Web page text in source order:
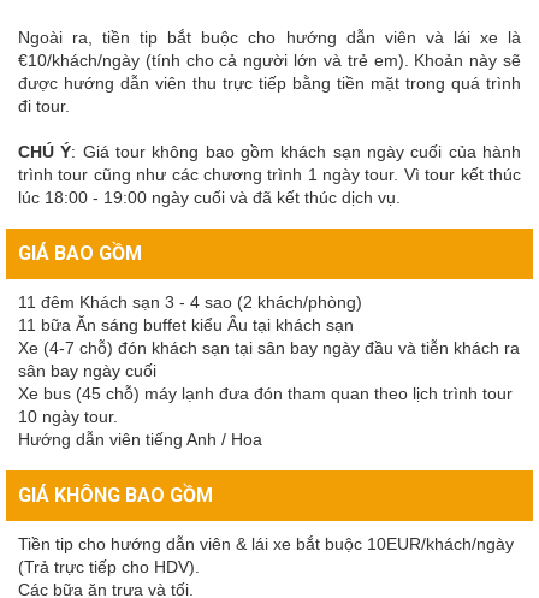
Ngoài ra, tiền tip bắt buộc cho hướng dẫn viên và lái xe là
€10/khách/ngày (tính cho cả người lớn và trẻ em). Khoản này sẽ
được hướng dẫn viên thu trực tiếp bằng tiền mặt trong quá trình
đi tour.
CHÚ Ý: Giá tour không bao gồm khách sạn ngày cuối của hành
trình tour cũng như các chương trình 1 ngày tour. Vì tour kết thúc
lúc 18:00 - 19:00 ngày cuối và đã kết thúc dịch vụ.
GIÁ BAO GỒM
11 đêm Khách sạn 3 - 4 sao (2 khách/phòng)
11 bữa Ăn sáng buffet kiểu Âu tại khách sạn
Xe (4-7 chỗ) đón khách sạn tại sân bay ngày đầu và tiễn khách ra
sân bay ngày cuối
Xe bus (45 chỗ) máy lạnh đưa đón tham quan theo lịch trình tour
10 ngày tour.
Hướng dẫn viên tiếng Anh / Hoa
GIÁ KHÔNG BAO GỒM
Tiền tip cho hướng dẫn viên & lái xe bắt buộc 10EUR/khách/ngày
(Trả trực tiếp cho HDV).
Các bữa ăn trưa và tối.